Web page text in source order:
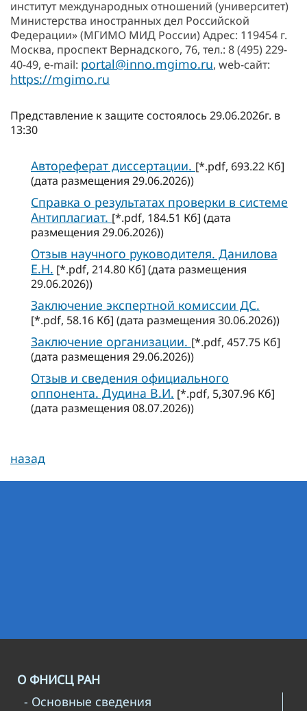
институт международных отношений (университет)
Министерства иностранных дел Российской
Федерации» (МГИМО МИД России) Адрес: 119454 г.
Москва, проспект Вернадского, 76, тел.: 8 (495) 229-
40-49, e-mail: portal@inno.mgimo.ru, web-сайт:
https://mgimo.ru
Представление к защите состоялось 29.06.2026г. в
13:30
Автореферат диссертации. [*.pdf, 693.22 Кб]
(дата размещения 29.06.2026))
Справка о результатах проверки в системе
Антиплагиат. [*.pdf, 184.51 Кб] (дата
размещения 29.06.2026))
Отзыв научного руководителя. Данилова
Е.Н. [*.pdf, 214.80 Кб] (дата размещения
29.06.2026))
Заключение экспертной комиссии ДС.
[*.pdf, 58.16 Кб] (дата размещения 30.06.2026))
Заключение организации. [*.pdf, 457.75 Кб]
(дата размещения 29.06.2026))
Отзыв и сведения официального
оппонента. Дудина В.И. [*.pdf, 5,307.96 Кб]
(дата размещения 08.07.2026))
назад
О ФНИСЦ РАН
- Основные сведения